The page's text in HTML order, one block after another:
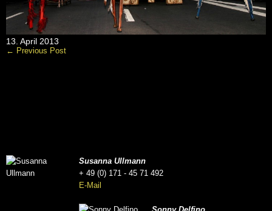
13. April 2013
← Previous Post
Susanna Ullmann
+ 49 (0) 171 - 45 71 492
E-Mail
Sonny Delfino